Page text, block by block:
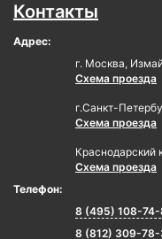
Контакты
Адрес:
г. Москва,
Схема проезда
г.Санкт-
Схема проезда
Краснодарский
Схема проезда
Телефон:
8 (495) 108-74-
8 (812) 309-78-